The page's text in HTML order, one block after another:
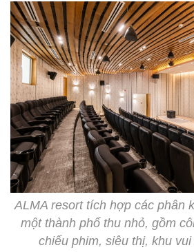
ALMA resort tích hợp các phân
một thành phố thu nhỏ, gồm
chiếu phim, siêu thị, khu